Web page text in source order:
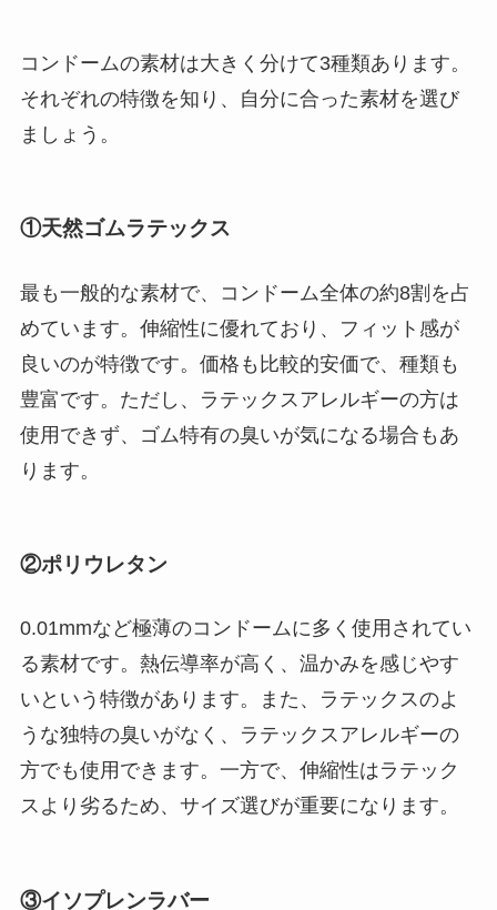
コンドームの素材は大きく分けて3種類あります。
それぞれの特徴を知り、自分に合った素材を選び
ましょう。
①天然ゴムラテックス
最も一般的な素材で、コンドーム全体の約8割を占
めています。伸縮性に優れており、フィット感が
良いのが特徴です。価格も比較的安価で、種類も
豊富です。ただし、ラテックスアレルギーの方は
使用できず、ゴム特有の臭いが気になる場合もあ
ります。
②ポリウレタン
0.01mmなど極薄のコンドームに多く使用されてい
る素材です。熱伝導率が高く、温かみを感じやす
いという特徴があります。また、ラテックスのよ
うな独特の臭いがなく、ラテックスアレルギーの
方でも使用できます。一方で、伸縮性はラテック
スより劣るため、サイズ選びが重要になります。
③イソプレンラバー